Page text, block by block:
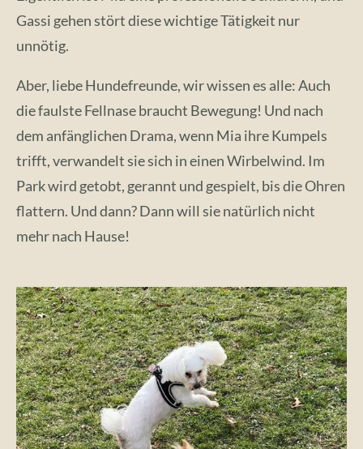
Gassi gehen stört diese wichtige Tätigkeit nur
unnötig.
Aber, liebe Hundefreunde, wir wissen es alle: Auch
die faulste Fellnase braucht Bewegung! Und nach
dem anfänglichen Drama, wenn Mia ihre Kumpels
trifft, verwandelt sie sich in einen Wirbelwind. Im
Park wird getobt, gerannt und gespielt, bis die Ohren
flattern. Und dann? Dann will sie natürlich nicht
mehr nach Hause!